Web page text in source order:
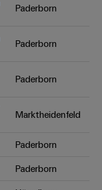
Digital
neuen Niveau
schnell
Paderborn
Paderborn
Paderborn
Marktheidenfeld
Paderborn
Paderborn